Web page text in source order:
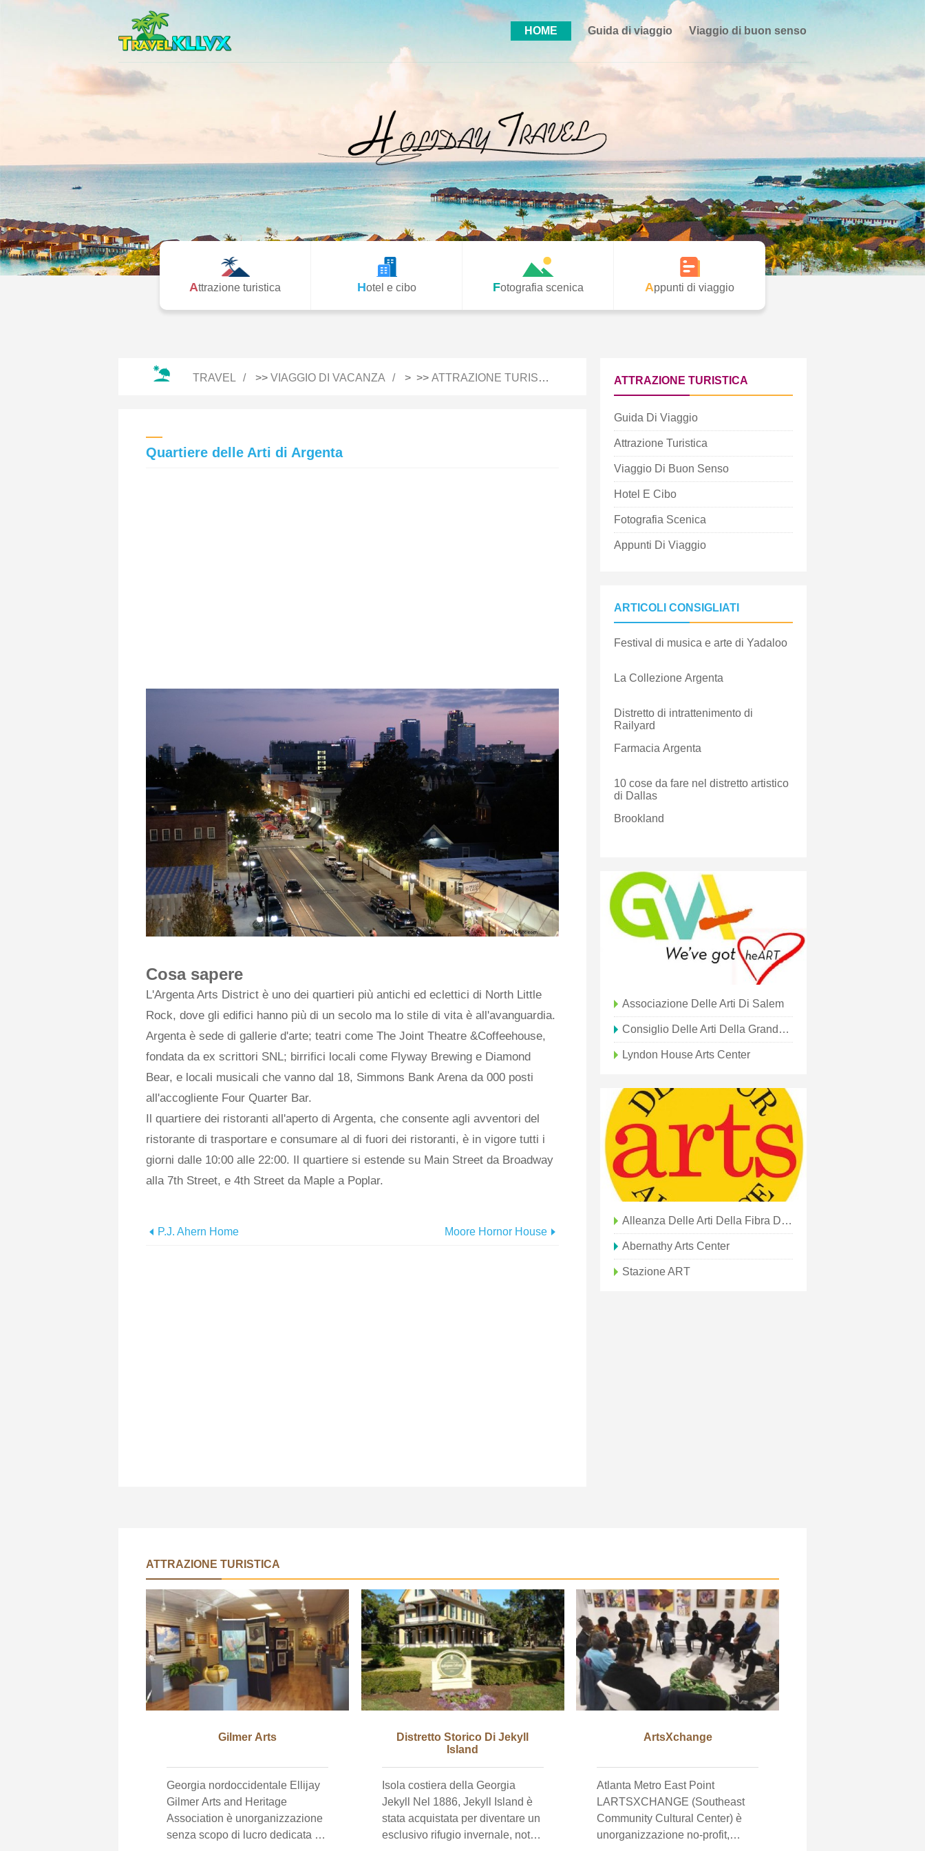
HOME Guida di viaggio Viaggio di buon senso
Attrazione turistica Hotel e cibo Fotografia scenica Appunti di viaggio
TRAVEL >> VIAGGIO DI VACANZA > >> ATTRAZIONE TURISTICA
Quartiere delle Arti di Argenta
Cosa sapere
L'Argenta Arts District è uno dei quartieri più antichi ed eclettici di North Little
Rock, dove gli edifici hanno più di un secolo ma lo stile di vita è all'avanguardia.
Argenta è sede di gallerie d'arte; teatri come The Joint Theatre &Coffeehouse,
fondata da ex scrittori SNL; birrifici locali come Flyway Brewing e Diamond
Bear, e locali musicali che vanno dal 18, Simmons Bank Arena da 000 posti
all'accogliente Four Quarter Bar.
Il quartiere dei ristoranti all'aperto di Argenta, che consente agli avventori del
ristorante di trasportare e consumare al di fuori dei ristoranti, è in vigore tutti i
giorni dalle 10:00 alle 22:00. Il quartiere si estende su Main Street da Broadway
alla 7th Street, e 4th Street da Maple a Poplar.
P.J. Ahern Home Moore Hornor House
ATTRAZIONE TURISTICA
Guida Di Viaggio
Attrazione Turistica
Viaggio Di Buon Senso
Hotel E Cibo
Fotografia Scenica
Appunti Di Viaggio
ARTICOLI CONSIGLIATI
Festival di musica e arte di Yadaloo
La Collezione Argenta
Distretto di intrattenimento di
Railyard
Farmacia Argenta
10 cose da fare nel distretto artistico
di Dallas
Brookland
Associazione Delle Arti Di Salem
Consiglio Delle Arti Della Grande Augusta
Lyndon House Arts Center
Alleanza Delle Arti Della Fibra Del Sud-Est
Abernathy Arts Center
Stazione ART
ATTRAZIONE TURISTICA
Gilmer Arts
Georgia nordoccidentale Ellijay
Gilmer Arts and Heritage
Association è unorganizzazione
senza scopo di lucro dedicata a
Distretto Storico Di Jekyll
Island
Isola costiera della Georgia
Jekyll Nel 1886, Jekyll Island è
stata acquistata per diventare un
esclusivo rifugio invernale, noto
ArtsXchange
Atlanta Metro East Point
LARTSXCHANGE (Southeast
Community Cultural Center) è
unorganizzazione no-profit,